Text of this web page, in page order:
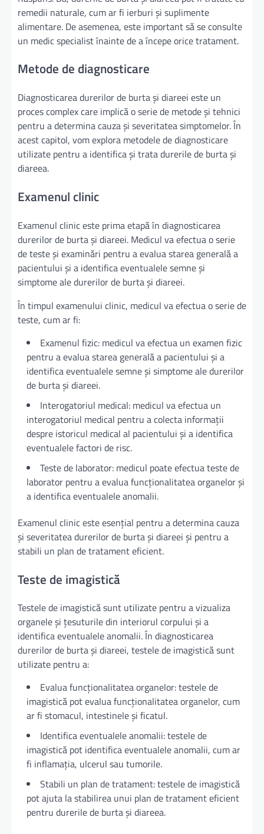
remedii naturale, cum ar fi ierburi și suplimente
alimentare. De asemenea, este important să se consulte
un medic specialist înainte de a începe orice tratament.
Metode de diagnosticare
Diagnosticarea durerilor de burta și diareei este un
proces complex care implică o serie de metode și tehnici
pentru a determina cauza și severitatea simptomelor. În
acest capitol, vom explora metodele de diagnosticare
utilizate pentru a identifica și trata durerile de burta și
diareea.
Examenul clinic
Examenul clinic este prima etapă în diagnosticarea
durerilor de burta și diareei. Medicul va efectua o serie
de teste și examinări pentru a evalua starea generală a
pacientului și a identifica eventualele semne și
simptome ale durerilor de burta și diareei.
În timpul examenului clinic, medicul va efectua o serie de
teste, cum ar fi:
Examenul fizic: medicul va efectua un examen fizic
pentru a evalua starea generală a pacientului și a
identifica eventualele semne și simptome ale durerilor
de burta și diareei.
Interogatoriul medical: medicul va efectua un
interogatoriul medical pentru a colecta informații
despre istoricul medical al pacientului și a identifica
eventualele factori de risc.
Teste de laborator: medicul poate efectua teste de
laborator pentru a evalua funcționalitatea organelor și
a identifica eventualele anomalii.
Examenul clinic este esențial pentru a determina cauza
și severitatea durerilor de burta și diareei și pentru a
stabili un plan de tratament eficient.
Teste de imagistică
Testele de imagistică sunt utilizate pentru a vizualiza
organele și țesuturile din interiorul corpului și a
identifica eventualele anomalii. În diagnosticarea
durerilor de burta și diareei, testele de imagistică sunt
utilizate pentru a:
Evalua funcționalitatea organelor: testele de
imagistică pot evalua funcționalitatea organelor, cum
ar fi stomacul, intestinele și ficatul.
Identifica eventualele anomalii: testele de
imagistică pot identifica eventualele anomalii, cum ar
fi inflamația, ulcerul sau tumorile.
Stabili un plan de tratament: testele de imagistică
pot ajuta la stabilirea unui plan de tratament eficient
pentru durerile de burta și diareea.